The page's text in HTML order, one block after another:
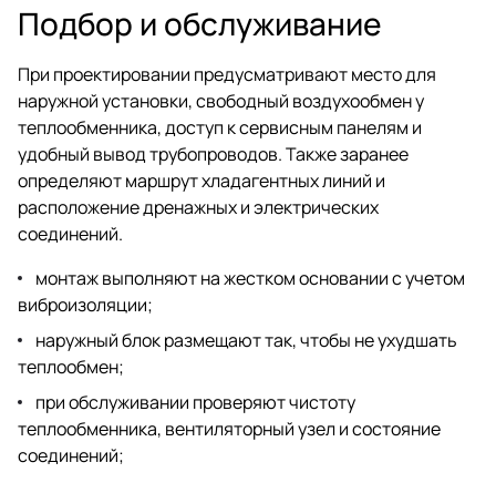
Подбор и обслуживание
При проектировании предусматривают место для
наружной установки, свободный воздухообмен у
теплообменника, доступ к сервисным панелям и
удобный вывод трубопроводов. Также заранее
определяют маршрут хладагентных линий и
расположение дренажных и электрических
соединений.
монтаж выполняют на жестком основании с учетом
виброизоляции;
наружный блок размещают так, чтобы не ухудшать
теплообмен;
при обслуживании проверяют чистоту
теплообменника, вентиляторный узел и состояние
соединений;